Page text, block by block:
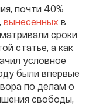
почти 40%
вынесенных в
сроки
статье, а как
условное
были впервые
по делам о
свободы,